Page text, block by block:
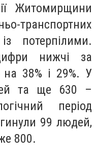
Житомирщини
транспортних
потерпілими.
нижчі за
на 38% і 29%. У
та ще 630 –
період
99 людей,
800.